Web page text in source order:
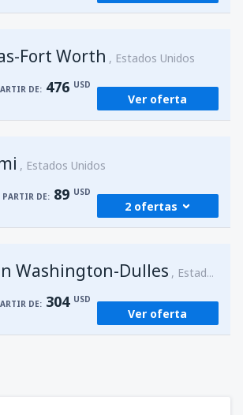
Fort Worth Estados Unidos
DE: 476 USD
Ver oferta
Estados Unidos
PARTIR DE: 89 USD
2 ofertas
DE: 89USD
San Juan, Luis Munoz Marín (SJU)
DE: 89USD
Washington-Dulles Estados Unidos
DE: 304 USD
Ver oferta